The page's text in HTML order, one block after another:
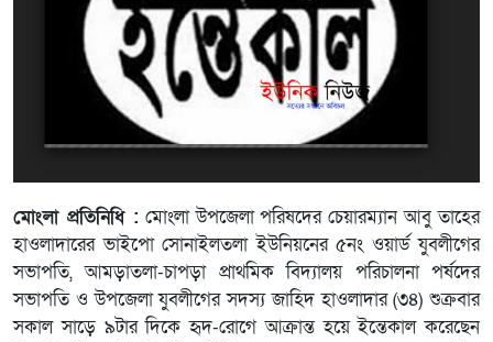
মোংলা প্রতিনিধি : মোংলা উপজেলা পরিষদের চেয়ারম্যান আবু তাহের
হাওলাদারের ভাইপো সোনাইলতলা ইউনিয়নের ৫নং ওয়ার্ড যুবলীগের
সভাপতি, আমড়াতলা-চাপড়া প্রাথমিক বিদ্যালয় পরিচালনা পর্ষদের
সভাপতি ও উপজেলা যুবলীগের সদস্য জাহিদ হাওলাদার (৩৪) শুক্রবার
সকাল সাড়ে ৯টার দিকে হৃদ-রোগে আক্রান্ত হয়ে ইন্তেকাল করেছেন